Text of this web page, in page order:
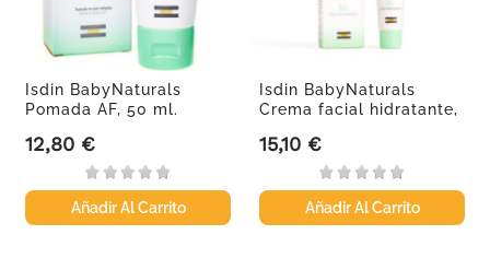
Isdin BabyNaturals
Pomada AF, 50 ml.
Precio
12,80 €
Añadir Al Carrito
Isdin BabyNaturals
Crema facial hidratante,
Precio
15,10 €
Añadir Al Carrito